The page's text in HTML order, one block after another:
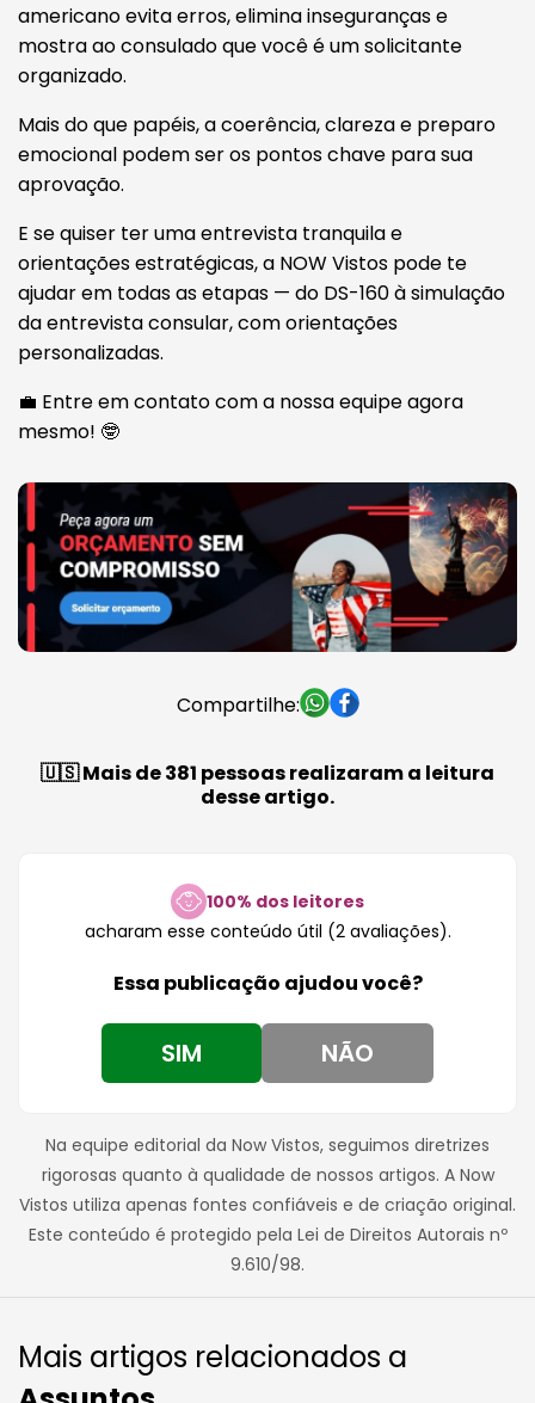
americano evita erros, elimina inseguranças e
mostra ao consulado que você é um solicitante
organizado.
Mais do que papéis, a coerência, clareza e preparo
emocional podem ser os pontos chave para sua
aprovação.
E se quiser ter uma entrevista tranquila e
orientações estratégicas, a NOW Vistos pode te
ajudar em todas as etapas — do DS-160 à simulação
da entrevista consular, com orientações
personalizadas.
💼 Entre em contato com a nossa equipe agora
mesmo! 🤓
Compartilhe:
🇺🇸 Mais de 381 pessoas realizaram a leitura
desse artigo.
100% dos leitores
acharam esse conteúdo útil (2 avaliações).
Essa publicação ajudou você?
SIM NÃO
Na equipe editorial da Now Vistos, seguimos diretrizes
rigorosas quanto à qualidade de nossos artigos. A Now
Vistos utiliza apenas fontes confiáveis e de criação original.
Este conteúdo é protegido pela Lei de Direitos Autorais nº
9.610/98.
Mais artigos relacionados a